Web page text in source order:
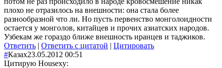
плохо не отразилось на внешности: она стала более
разнообразной что ли. Но пусть первенство монголоидности
остается у монголов, китайцев и прочих азиатских народов.
Узбекам же гораздо ближе внешность иранцев и таджиков.
Ответить | Ответить с цитатой | Цитировать
#Казах23.05.2012 00:51
Цитирую Housexy: